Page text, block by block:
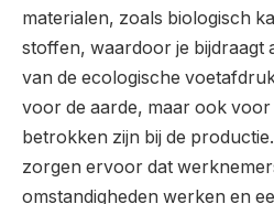
materialen, zoals biologisch
stoffen, waardoor je bijdraagt
van de ecologische
voor de aarde, maar ook voor
betrokken zijn bij de
zorgen ervoor dat
omstandigheden werken en